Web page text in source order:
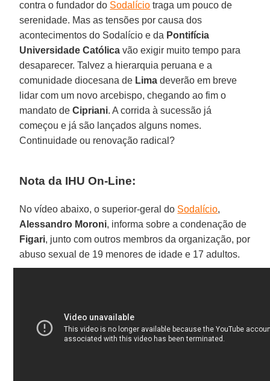
contra o fundador do Sodalício traga um pouco de
serenidade. Mas as tensões por causa dos
acontecimentos do Sodalício e da Pontifícia
Universidade Católica vão exigir muito tempo para
desaparecer. Talvez a hierarquia peruana e a
comunidade diocesana de Lima deverão em breve
lidar com um novo arcebispo, chegando ao fim o
mandato deCipriani. A corrida à sucessão já
começou e já são lançados alguns nomes.
Continuidade ou renovação radical?
Nota da IHU On-Line:
No vídeo abaixo, o superior-geral do Sodalício,
Alessandro Moroni, informa sobre a condenação de
Figari, junto com outros membros da organização, por
abuso sexual de 19 menores de idade e 17 adultos.